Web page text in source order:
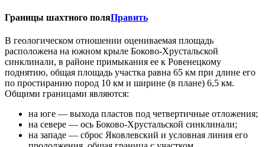
Границы шахтного поляПравить
В геологическом отношении оцениваемая площадь
расположена на южном крыле Боково-Хрустальской
синклинали, в районе примыкания ее к Ровенецкому
поднятию, общая площадь участка равна 65 км при длине его
по простиранию пород 10 км и ширине (в плане) 6,5 км.
Общими границами являются:
на юге — выхода пластов под четвертичные отложения;
на севере — ось Боково-Хрустальской синклинали;
на западе — сброс Яковлевский и условная линия его